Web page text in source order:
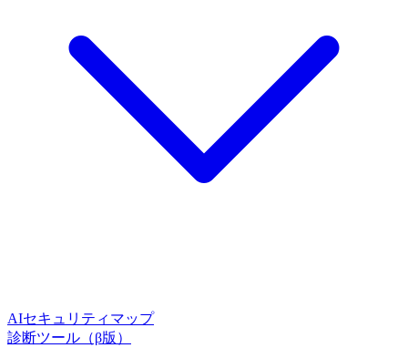
AIセキュリティマップ
診断ツール（β版）